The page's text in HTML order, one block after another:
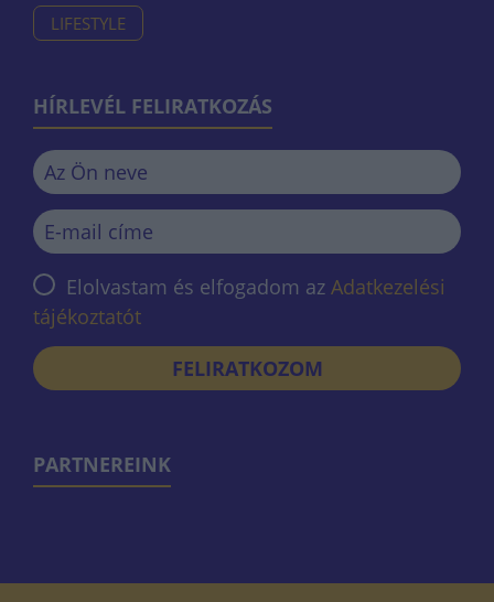
LIFESTYLE
HÍRLEVÉL FELIRATKOZÁS
Elolvastam és elfogadom az Adatkezelési
tájékoztatót
FELIRATKOZOM
PARTNEREINK